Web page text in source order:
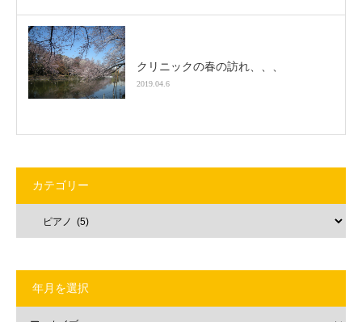
クリニックの春の訪れ、、、
2019.04.6
カテゴリー
年月を選択